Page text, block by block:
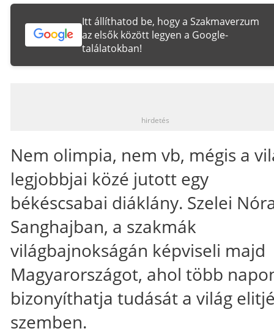
Itt állíthatod be, hogy a Szakmaverzum
az elsők között legyen a Google-
találatokban!
hirdetés
Nem olimpia, nem vb, mégis a
legjobbjai közé jutott egy
békéscsabai diáklány. Szelei
Sanghajban, a szakmák
világbajnokságán képviseli majd
Magyarországot, ahol több
bizonyíthatja tudását a világ
szemben.